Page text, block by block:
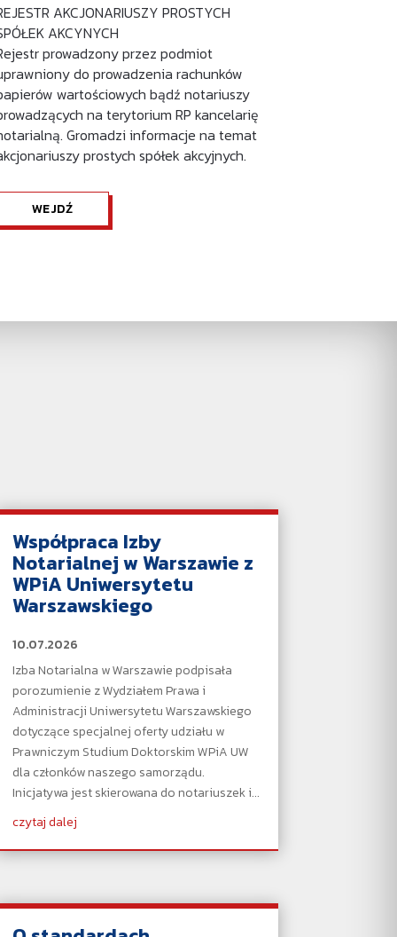
AKCJONARIUSZY PROSTYCH
AKCYNYCH
prowadzony przez podmiot
do prowadzenia rachunków
wartościowych bądź notariuszy
na terytorium RP kancelarię
Gromadzi informacje na temat
prostych spółek akcyjnych.
WEJDŹ
Współpraca Izby
Notarialnej w Warszawie z
WPiA Uniwersytetu
Warszawskiego
10.07.2026
Izba Notarialna w Warszawie podpisała
porozumienie z Wydziałem Prawa i
Administracji Uniwersytetu Warszawskiego
dotyczące specjalnej oferty udziału w
Prawniczym Studium Doktorskim WPiA UW
dla członków naszego samorządu.
Inicjatywa jest skierowana do notariuszek i...
czytaj dalej